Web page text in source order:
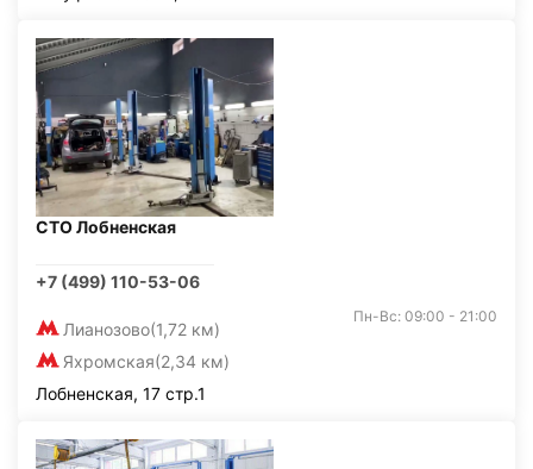
СТО Лобненская
+7 (499) 110-53-06
Лианозово(1,72 км)
Яхромская(2,34 км)
Пн-Вс: 09:00 - 21:00
Лобненская, 17 стр.1